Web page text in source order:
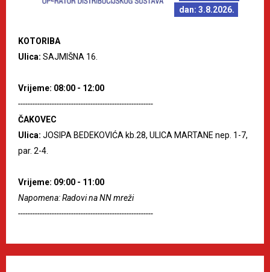
dan: 3.8.2026.
KOTORIBA
Ulica: SAJMIŠNA 16.
Vrijeme: 08:00 - 12:00
--------------------------------------------------------
ČAKOVEC
Ulica: JOSIPA BEDEKOVIĆA kb.28, ULICA MARTANE nep. 1-7,
par. 2-4.
Vrijeme: 09:00 - 11:00
Napomena: Radovi na NN mreži
--------------------------------------------------------